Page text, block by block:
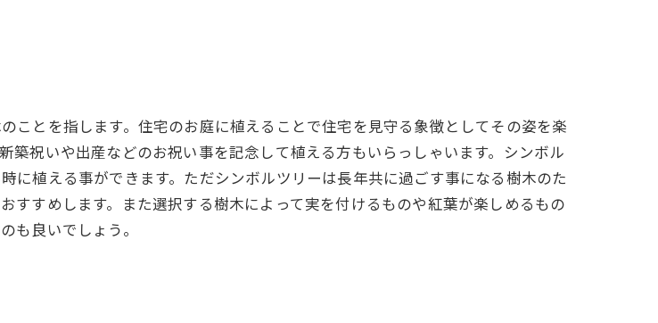
ことを指します。住宅のお庭に植えることで住宅を見守る象徴としてその姿を楽
築祝いや出産などのお祝い事を記念して植える方もいらっしゃいます。シンボル
に植える事ができます。ただシンボルツリーは長年共に過ごす事になる樹木のた
すすめします。また選択する樹木によって実を付けるものや紅葉が楽しめるもの
も良いでしょう。